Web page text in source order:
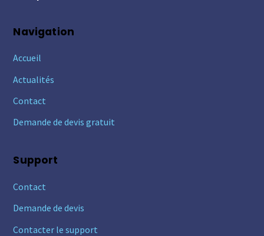
Navigation
Accueil
Actualités
Contact
Demande de devis gratuit
Support
Contact
Demande de devis
Contacter le support